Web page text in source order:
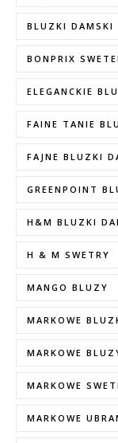
BLUZKI DAMSKI
BONPRIX
ELEGANCKIE
FAINE TANIE
FAJNE BLUZKI
GREENPOINT
H&M BLUZKI
H & M SWETRY
MANGO BLUZY
MARKOWE
MARKOWE
MARKOWE
MARKOWE